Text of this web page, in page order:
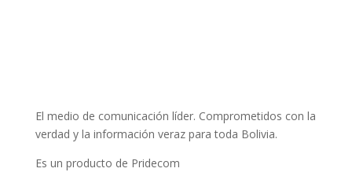
El medio de comunicación líder. Comprometidos con la
verdad y la información veraz para toda Bolivia.
Es un producto de Pridecom